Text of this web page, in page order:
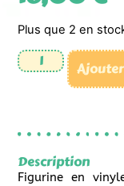
Plus que 2 en
Description
Figurine en